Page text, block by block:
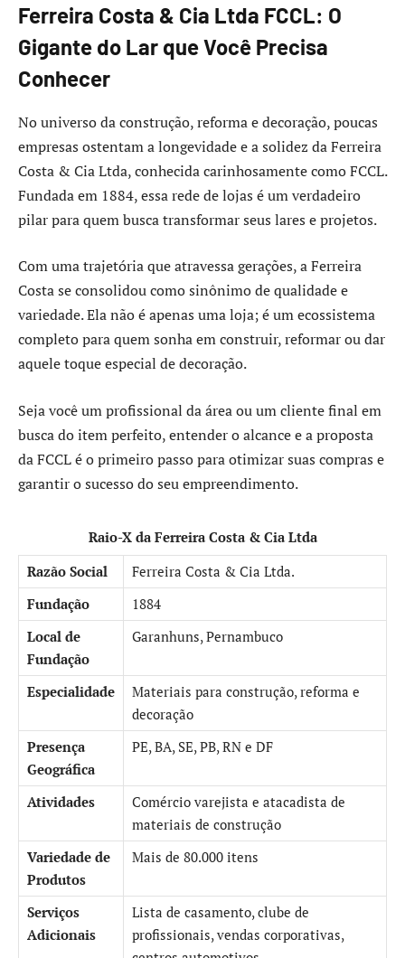
Ferreira Costa & Cia Ltda FCCL: O
Gigante do Lar que Você Precisa
Conhecer
No universo da construção, reforma e decoração, poucas
empresas ostentam a longevidade e a solidez da Ferreira
Costa & Cia Ltda, conhecida carinhosamente como FCCL.
Fundada em 1884, essa rede de lojas é um verdadeiro
pilar para quem busca transformar seus lares e projetos.
Com uma trajetória que atravessa gerações, a Ferreira
Costa se consolidou como sinônimo de qualidade e
variedade. Ela não é apenas uma loja; é um ecossistema
completo para quem sonha em construir, reformar ou dar
aquele toque especial de decoração.
Seja você um profissional da área ou um cliente final em
busca do item perfeito, entender o alcance e a proposta
da FCCL é o primeiro passo para otimizar suas compras e
garantir o sucesso do seu empreendimento.
Raio-X da Ferreira Costa & Cia Ltda
Razão Social
Ferreira Costa & Cia Ltda.
Fundação
1884
Local de
Fundação
Garanhuns, Pernambuco
Especialidade
Materiais para construção, reforma e
decoração
Presença
Geográfica
PE, BA, SE, PB, RN e DF
Atividades
Comércio varejista e atacadista de
materiais de construção
Variedade de
Produtos
Mais de 80.000 itens
Serviços
Adicionais
Lista de casamento, clube de
profissionais, vendas corporativas,